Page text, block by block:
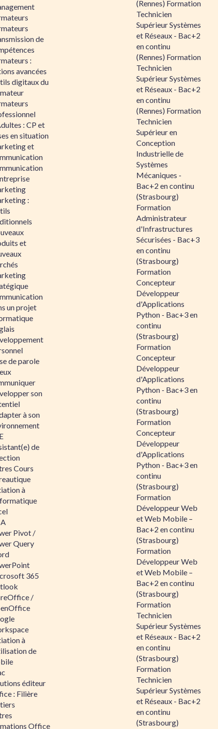
de
:
avancées
digitaux du
: CP et
en situation
et
:
et
un projet
de parole
son
à son
de
Cours
à
Pivot /
Query
365
/
à
de
éditeur
: Filière
Office
(Rennes) Formation
Technicien
Supérieur Systèmes
et Réseaux - Bac+2
en continu
(Rennes) Formation
Technicien
Supérieur Systèmes
et Réseaux - Bac+2
en continu
(Rennes) Formation
Technicien
Supérieur en
Conception
Industrielle de
Systèmes
Mécaniques -
Bac+2 en continu
(Strasbourg)
Formation
Administrateur
d'Infrastructures
Sécurisées - Bac+3
en continu
(Strasbourg)
Formation
Concepteur
Développeur
d'Applications
Python - Bac+3 en
continu
(Strasbourg)
Formation
Concepteur
Développeur
d'Applications
Python - Bac+3 en
continu
(Strasbourg)
Formation
Concepteur
Développeur
d'Applications
Python - Bac+3 en
continu
(Strasbourg)
Formation
Développeur Web
et Web Mobile –
Bac+2 en continu
(Strasbourg)
Formation
Développeur Web
et Web Mobile –
Bac+2 en continu
(Strasbourg)
Formation
Technicien
Supérieur Systèmes
et Réseaux - Bac+2
en continu
(Strasbourg)
Formation
Technicien
Supérieur Systèmes
et Réseaux - Bac+2
en continu
(Strasbourg)